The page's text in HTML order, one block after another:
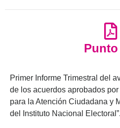
Punto
Primer Informe Trimestral del
de los acuerdos aprobados
para la Atención Ciudadana y
del Instituto Nacional Electoral”.